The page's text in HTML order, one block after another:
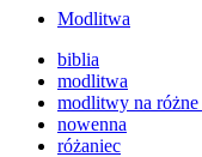
Modlitwa
biblia
modlitwa
modlitwy na różne
nowenna
różaniec